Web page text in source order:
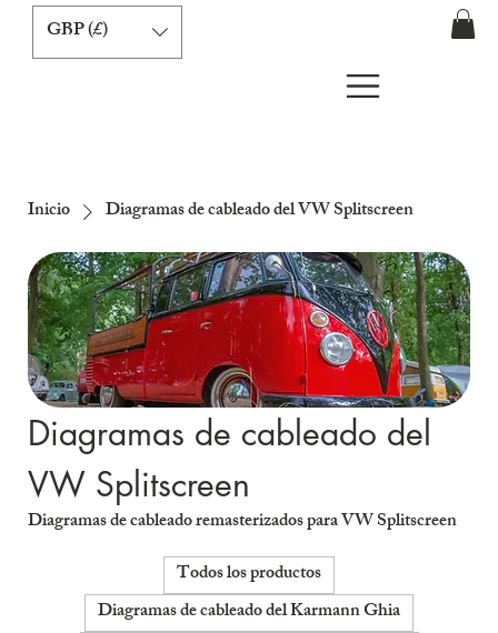
GBP (£)
Inicio Diagramas de cableado del VW Splitscreen
Diagramas de cableado del
VW Splitscreen
Diagramas de cableado remasterizados para VW Splitscreen
Todos los productos
Diagramas de cableado del Karmann Ghia